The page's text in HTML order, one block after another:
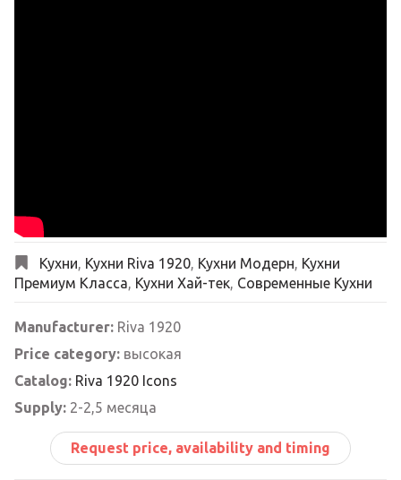
Кухни, Кухни Riva 1920, Кухни Модерн, Кухни
Премиум Класса, Кухни Хай-тек, Современные Кухни
Manufacturer: Riva 1920
Price category: высокая
Catalog: Riva 1920 Icons
Supply: 2-2,5 месяца
Request price, availability and timing